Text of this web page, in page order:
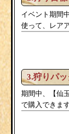
イベント期間
使って、レア
3.狩りパッ
期間中、【仙
で購入できます